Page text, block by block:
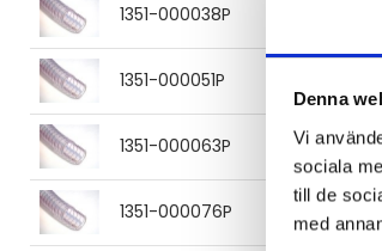
Denna
Vi
sociala
till de
med
1351-000038P PVC-sug/
1351-000051P
1351-000063P PVC-sug/
1351-000076P PVC-